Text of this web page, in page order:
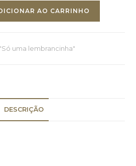
AO CARRINHO
uma lembrancinha"
DESCRIÇÃO